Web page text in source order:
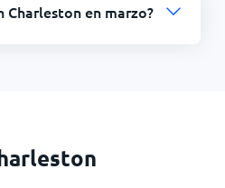
Charleston en marzo?